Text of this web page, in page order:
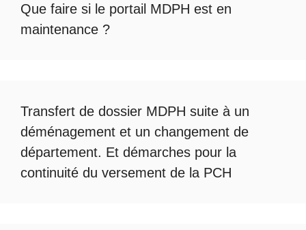
Que faire si le portail MDPH est en
maintenance ?
Transfert de dossier MDPH suite à un
déménagement et un changement de
département. Et démarches pour la
continuité du versement de la PCH